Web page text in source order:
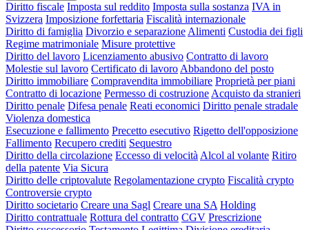
Diritto fiscale Imposta sul reddito Imposta sulla sostanza IVA in
Svizzera Imposizione forfettaria Fiscalità internazionale
Diritto di famiglia Divorzio e separazione Alimenti Custodia dei figli
Regime matrimoniale Misure protettive
Diritto del lavoro Licenziamento abusivo Contratto di lavoro
Molestie sul lavoro Certificato di lavoro Abbandono del posto
Diritto immobiliare Compravendita immobiliare Proprietà per piani
Contratto di locazione Permesso di costruzione Acquisto da stranieri
Diritto penale Difesa penale Reati economici Diritto penale stradale
Violenza domestica
Esecuzione e fallimento Precetto esecutivo Rigetto dell'opposizione
Fallimento Recupero crediti Sequestro
Diritto della circolazione Eccesso di velocità Alcol al volante Ritiro
della patente Via Sicura
Diritto delle criptovalute Regolamentazione crypto Fiscalità crypto
Controversie crypto
Diritto societario Creare una Sagl Creare una SA Holding
Diritto contrattuale Rottura del contratto CGV Prescrizione